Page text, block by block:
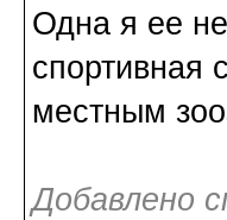
Одна я ее
местным
Добавлено